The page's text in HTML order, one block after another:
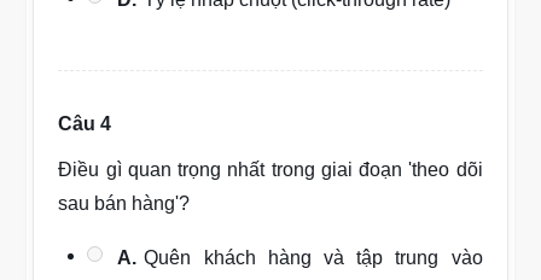
Câu 4
Điều gì quan trọng nhất trong giai đoạn 'theo dõi
sau bán hàng'?
A. Quên khách hàng và tập trung vào